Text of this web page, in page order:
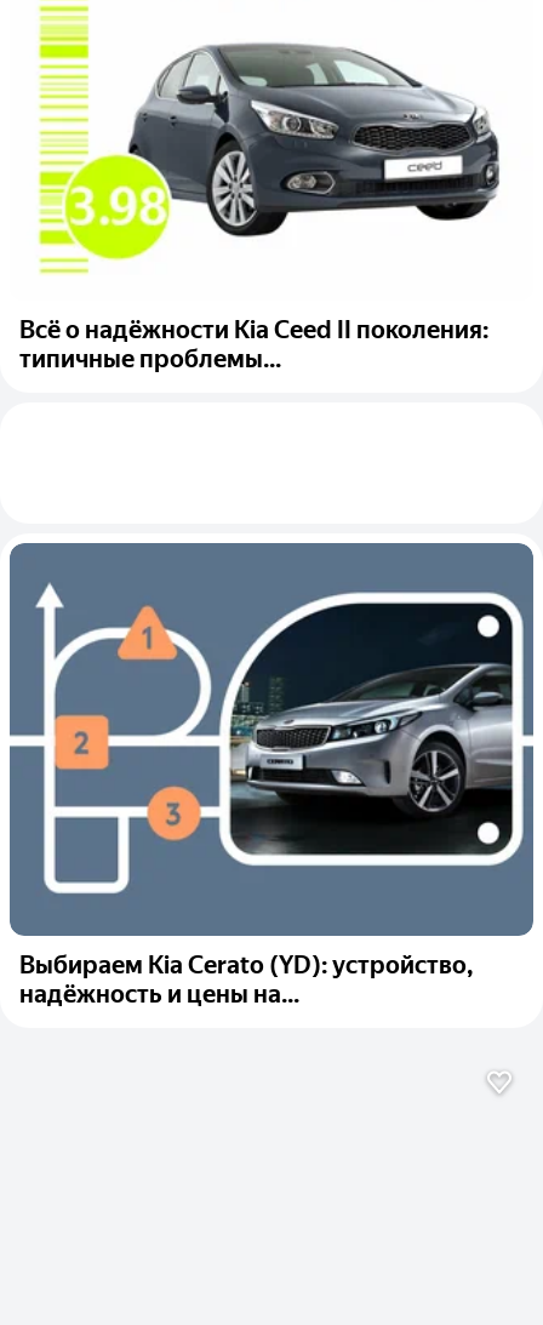
Всё о надёжности Kia Ceed II поколения:
типичные проблемы...
Выбираем Kia Cerato (YD): устройство,
надёжность и цены на...